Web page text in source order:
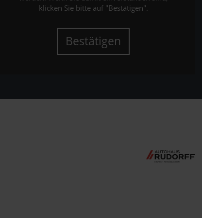
klicken Sie bitte auf "Bestätigen".
Bestätigen